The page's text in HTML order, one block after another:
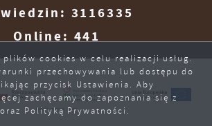
3116335
Online: 441
cookies w celu realizacji usług.
przechowywania lub dostępu do
przycisk Ustawienia. Aby
zachęcamy do zapoznania się z
Polityką Prywatności.